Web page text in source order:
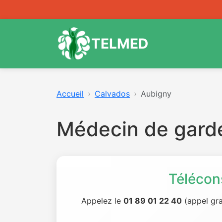
TELMED
Accueil Calvados Aubigny
Médecin de
Appelez le 01 89 01 22 40 (appel